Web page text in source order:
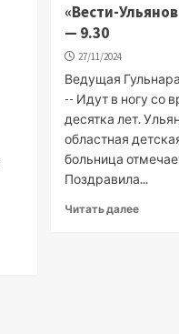
«Вести-
— 9.30
27/11/2024
Ведущая
-- Идут в ногу со
десятка лет.
областная
больница
Поздравила...
Читать далее